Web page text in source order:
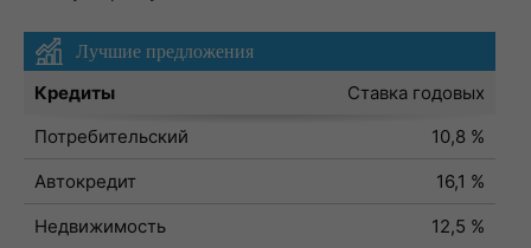
Лучшие предложения
Кредиты
Ставка годовых
Потребительский
10,8 %
Автокредит
16,1 %
Недвижимость
12,5 %